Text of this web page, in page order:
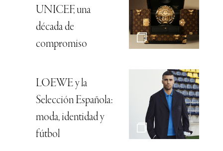
UNICEF, una
década de
compromiso
LOEWE y la
Selección Española:
moda, identidad y
fútbol